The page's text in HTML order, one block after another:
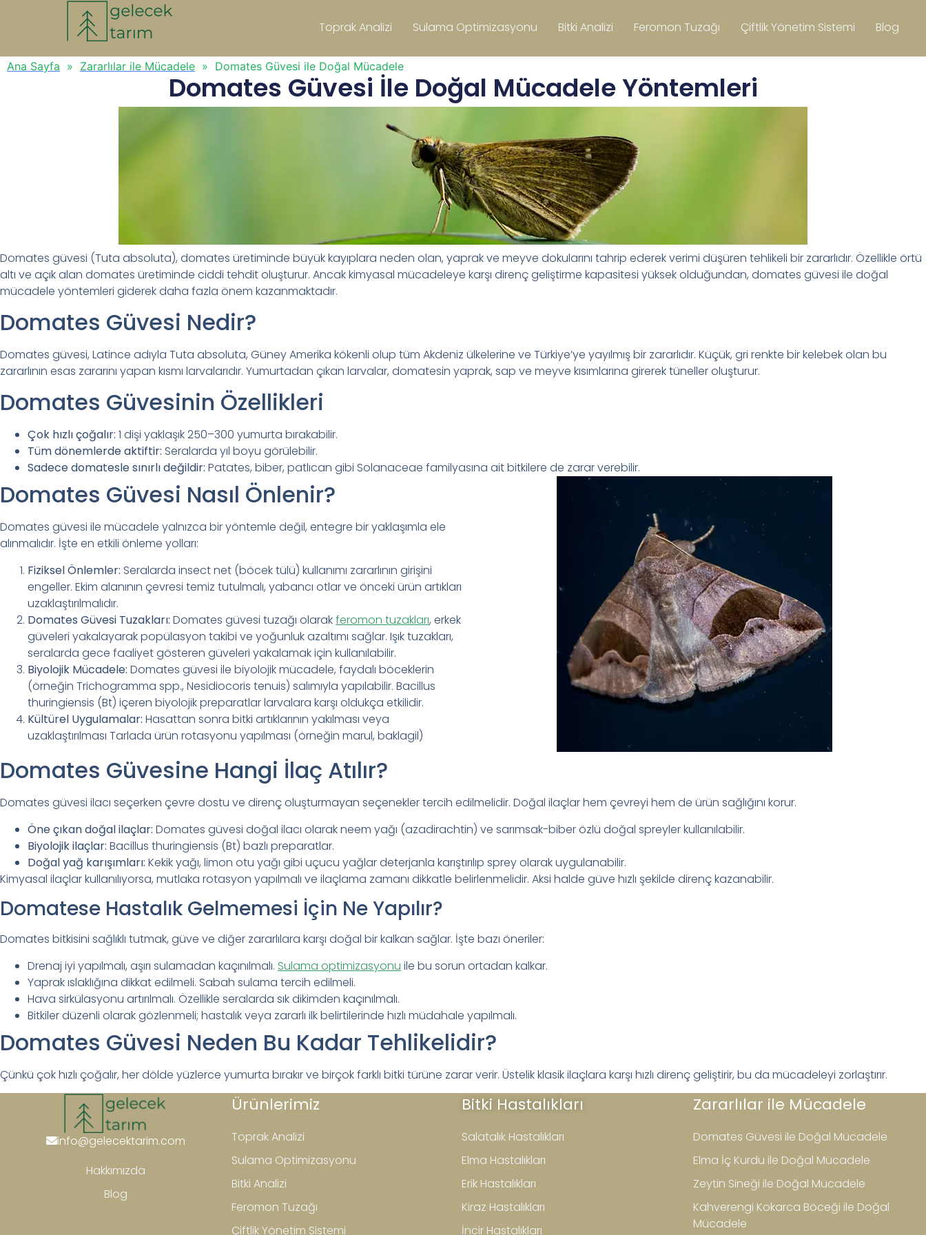
Toprak Analizi Sulama Optimizasyonu Bitki Analizi Feromon Tuzağı Çiftlik Yönetim Sistemi Blog
Ana Sayfa » Zararlılar ile Mücadele » Domates Güvesi ile Doğal Mücadele
Domates Güvesi İle Doğal Mücadele Yöntemleri
Domates güvesi (Tuta absoluta), domates üretiminde büyük kayıplara neden olan, yaprak ve meyve dokularını tahrip ederek verimi düşüren tehlikeli bir zararlıdır. Özellikle örtü
altı ve açık alan domates üretiminde ciddi tehdit oluşturur. Ancak kimyasal mücadeleye karşı direnç geliştirme kapasitesi yüksek olduğundan, domates güvesi ile doğal
mücadele yöntemleri giderek daha fazla önem kazanmaktadır.
Domates Güvesi Nedir?
Domates güvesi, Latince adıyla Tuta absoluta, Güney Amerika kökenli olup tüm Akdeniz ülkelerine ve Türkiye’ye yayılmış bir zararlıdır. Küçük, gri renkte bir kelebek olan bu
zararlının esas zararını yapan kısmı larvalarıdır. Yumurtadan çıkan larvalar, domatesin yaprak, sap ve meyve kısımlarına girerek tüneller oluşturur.
Domates Güvesinin Özellikleri
Çok hızlı çoğalır: 1 dişi yaklaşık 250–300 yumurta bırakabilir.
Tüm dönemlerde aktiftir: Seralarda yıl boyu görülebilir.
Sadece domatesle sınırlı değildir: Patates, biber, patlıcan gibi Solanaceae familyasına ait bitkilere de zarar verebilir.
Domates Güvesi Nasıl Önlenir?
Domates güvesi ile mücadele yalnızca bir yöntemle değil, entegre bir yaklaşımla ele
alınmalıdır. İşte en etkili önleme yolları:
Fiziksel Önlemler: Seralarda insect net (böcek tülü) kullanımı zararlının girişini
engeller. Ekim alanının çevresi temiz tutulmalı, yabancı otlar ve önceki ürün artıkları
uzaklaştırılmalıdır.
Domates Güvesi Tuzakları: Domates güvesi tuzağı olarakferomon tuzakları, erkek
güveleri yakalayarak popülasyon takibi ve yoğunluk azaltımı sağlar. Işık tuzakları,
seralarda gece faaliyet gösteren güveleri yakalamak için kullanılabilir.
Biyolojik Mücadele: Domates güvesi ile biyolojik mücadele, faydalı böceklerin
(örneğin Trichogramma spp., Nesidiocoris tenuis) salımıyla yapılabilir. Bacillus
thuringiensis (Bt) içeren biyolojik preparatlar larvalara karşı oldukça etkilidir.
Kültürel Uygulamalar: Hasattan sonra bitki artıklarının yakılması veya
uzaklaştırılması Tarlada ürün rotasyonu yapılması (örneğin marul, baklagil)
Domates Güvesine Hangi İlaç Atılır?
Domates güvesi ilacı seçerken çevre dostu ve direnç oluşturmayan seçenekler tercih edilmelidir. Doğal ilaçlar hem çevreyi hem de ürün sağlığını korur.
Öne çıkan doğal ilaçlar: Domates güvesi doğal ilacı olarak neem yağı (azadirachtin) ve sarımsak-biber özlü doğal spreyler kullanılabilir.
Biyolojik ilaçlar: Bacillus thuringiensis (Bt) bazlı preparatlar.
Doğal yağ karışımları: Kekik yağı, limon otu yağı gibi uçucu yağlar deterjanla karıştırılıp sprey olarak uygulanabilir.
Kimyasal ilaçlar kullanılıyorsa, mutlaka rotasyon yapılmalı ve ilaçlama zamanı dikkatle belirlenmelidir. Aksi halde güve hızlı şekilde direnç kazanabilir.
Domatese Hastalık Gelmemesi İçin Ne Yapılır?
Domates bitkisini sağlıklı tutmak, güve ve diğer zararlılara karşı doğal bir kalkan sağlar. İşte bazı öneriler:
Drenaj iyi yapılmalı, aşırı sulamadan kaçınılmalı. Sulama optimizasyonu ile bu sorun ortadan kalkar.
Yaprak ıslaklığına dikkat edilmeli. Sabah sulama tercih edilmeli.
Hava sirkülasyonu artırılmalı. Özellikle seralarda sık dikimden kaçınılmalı.
Bitkiler düzenli olarak gözlenmeli; hastalık veya zararlı ilk belirtilerinde hızlı müdahale yapılmalı.
Domates Güvesi Neden Bu Kadar Tehlikelidir?
Çünkü çok hızlı çoğalır, her dölde yüzlerce yumurta bırakır ve birçok farklı bitki türüne zarar verir. Üstelik klasik ilaçlara karşı hızlı direnç geliştirir, bu da mücadeleyi zorlaştırır.
info@gelecektarim.com
Hakkımızda
Blog
Ürünlerimiz
Toprak Analizi
Sulama Optimizasyonu
Bitki Analizi
Feromon Tuzağı
Çiftlik Yönetim Sistemi
Bitki Hastalıkları
Salatalık Hastalıkları
Elma Hastalıkları
Erik Hastalıkları
Kiraz Hastalıkları
İncir Hastalıkları
Zararlılar ile Mücadele
Domates Güvesi ile Doğal Mücadele
Elma İç Kurdu ile Doğal Mücadele
Zeytin Sineği ile Doğal Mücadele
Kahverengi Kokarca Böceği ile Doğal
Mücadele